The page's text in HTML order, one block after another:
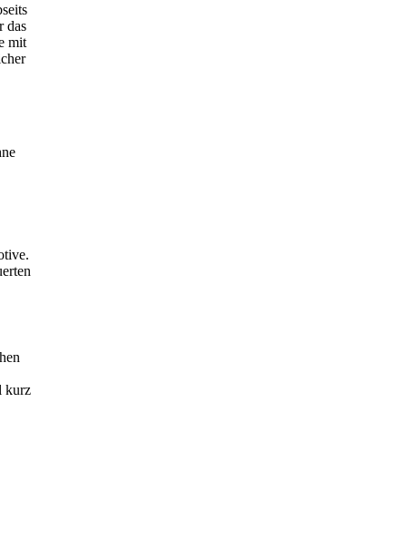
das
mit
kurz